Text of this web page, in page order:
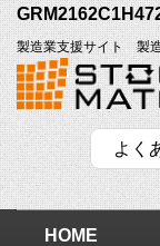
製造業支援サイト 製
よく
HOME